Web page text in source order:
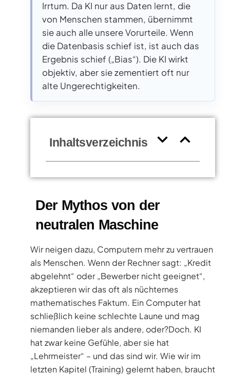
Irrtum. Da KI nur aus Daten lernt, die
von Menschen stammen, übernimmt
sie auch alle unsere Vorurteile. Wenn
die Datenbasis schief ist, ist auch das
Ergebnis schief („Bias“). Die KI wirkt
objektiv, aber sie zementiert oft nur
alte Ungerechtigkeiten.
Inhaltsverzeichnis
Der Mythos von der
neutralen Maschine
Wir neigen dazu, Computern mehr zu vertrauen
als Menschen. Wenn der Rechner sagt: „Kredit
abgelehnt“ oder „Bewerber nicht geeignet“,
akzeptieren wir das oft als nüchternes
mathematisches Faktum. Ein Computer hat
schließlich keine schlechte Laune und mag
niemanden lieber als andere, oder?Doch. KI
hat zwar keine Gefühle, aber sie hat
„Lehrmeister“ – und das sind wir. Wie wir im
letzten Kapitel (Training) gelernt haben, braucht